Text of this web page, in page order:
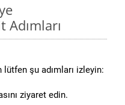
şu adımları izleyin:
ziyaret edin.